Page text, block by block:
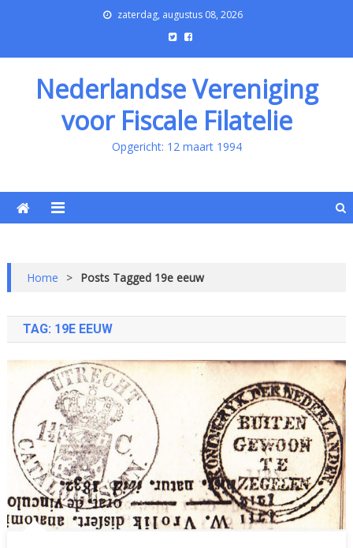
zaterdag, augustus 08, 2026
Nederlandse Vereniging
voor Fiscale Filatelie
Opgericht: 12 maart 1994
Home > Posts Tagged 19e eeuw
TAG: 19E EEUW